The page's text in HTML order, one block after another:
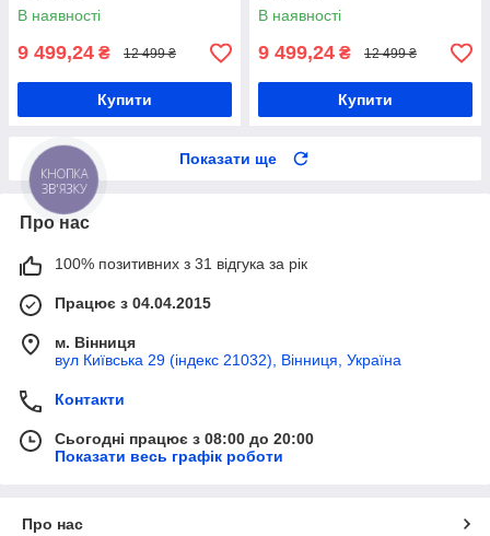
В наявності
9 499,24 ₴ 12 499 ₴
Купити
В наявності
9 499,24 ₴ 12 499 ₴
Купити
Показати ще
Про нас
100% позитивних з 31 відгука за рік
Працює з 04.04.2015
м. Вінниця
вул Київська 29 (індекс 21032), Вінниця, Україна
Контакти
Сьогодні працює з 08:00 до 20:00
Показати весь графік роботи
Про нас
КНОПКА
ЗВ'ЯЗКУ